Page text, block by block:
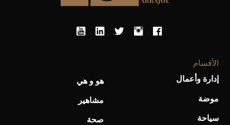
الأقسام
إدارة وأعمال
موضة
سياحة
هو و هي
مشاهير
صحة